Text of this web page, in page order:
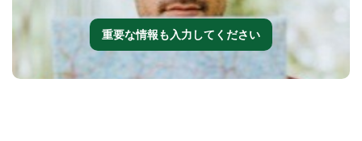
重要な情報も入力してください